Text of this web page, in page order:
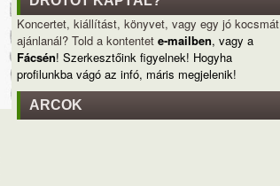
Koncertet, kiállítást, könyvet, vagy egy jó kocsmát
ajánlanál? Told a kontentet e-mailben, vagy a
Fácsén! Szerkesztőink figyelnek! Hogyha
profilunkba vágó az infó, máris megjelenik!
ARCOK